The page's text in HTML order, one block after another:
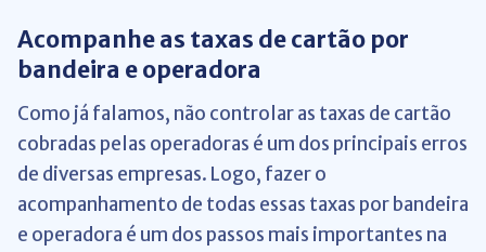
Acompanhe as taxas de cartão por
bandeira e operadora
Como já falamos, não controlar as taxas de cartão
cobradas pelas operadoras é um dos principais erros
de diversas empresas. Logo, fazer o
acompanhamento de todas essas taxas por bandeira
e operadora é um dos passos mais importantes na